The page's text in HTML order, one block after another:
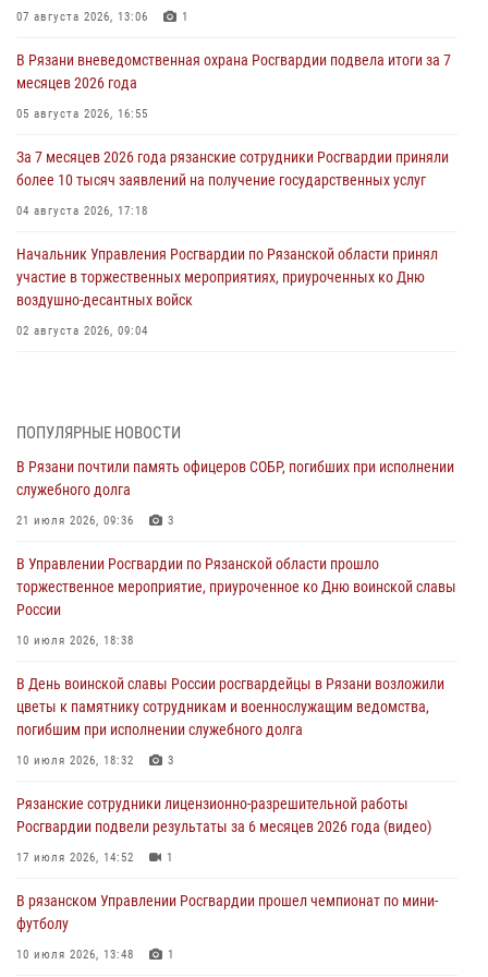
07 августа 2026, 13:06 1
В Рязани вневедомственная охрана Росгвардии подвела итоги за 7
месяцев 2026 года
05 августа 2026, 16:55
За 7 месяцев 2026 года рязанские сотрудники Росгвардии приняли
более 10 тысяч заявлений на получение государственных услуг
04 августа 2026, 17:18
Начальник Управления Росгвардии по Рязанской области принял
участие в торжественных мероприятиях, приуроченных ко Дню
воздушно-десантных войск
02 августа 2026, 09:04
Для детей рязанских росгвардейцев в историческом музее провели
экскурсию по экспозиции, посвящённой губернской эпохе
В Управлении Росгвардии по Рязанской области состоялось
награждение военнослужащих государственными наградами
29 июля 2026, 15:49
Рязанским росгвардейцам провели лекции о Крещении Руси
28 июля 2026, 09:22 1
При силовой поддержке ОМОН житель Касимовского округа лишён
законодательства
27 июля 2026, 15:26
ПОПУЛЯРНЫЕ НОВОСТИ
В Рязани почтили память офицеров СОБР, погибших при исполнении
служебного долга
21 июля 2026, 09:36 3
В Управлении Росгвардии по Рязанской области прошло
торжественное мероприятие, приуроченное ко Дню воинской славы
России
10 июля 2026, 18:38
В День воинской славы России росгвардейцы в Рязани возложили
цветы к памятнику сотрудникам и военнослужащим ведомства,
погибшим при исполнении служебного долга
10 июля 2026, 18:32 3
Рязанские сотрудники лицензионно-разрешительной работы
Росгвардии подвели результаты за 6 месяцев 2026 года (видео)
17 июля 2026, 14:52 1
В рязанском Управлении Росгвардии прошел чемпионат по мини-
футболу
10 июля 2026, 13:48 1